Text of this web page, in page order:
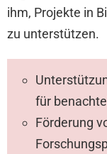
ihm, Projekte in
zu unterstützen.
für
Förderung